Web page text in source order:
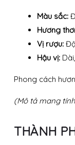
Màu sắc:
Hương
Vị rượu:
Hậu vị:
Phong cách
(Mô tả mang
THÀNH